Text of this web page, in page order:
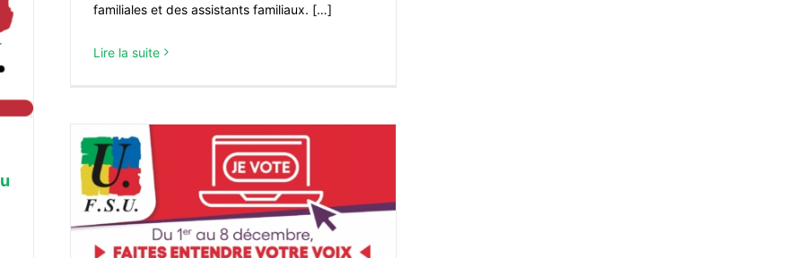
familiales et des assistants familiaux. […]
Lire la suite
!